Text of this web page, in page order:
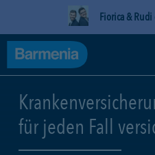
Fiorica &
für jeden Fall